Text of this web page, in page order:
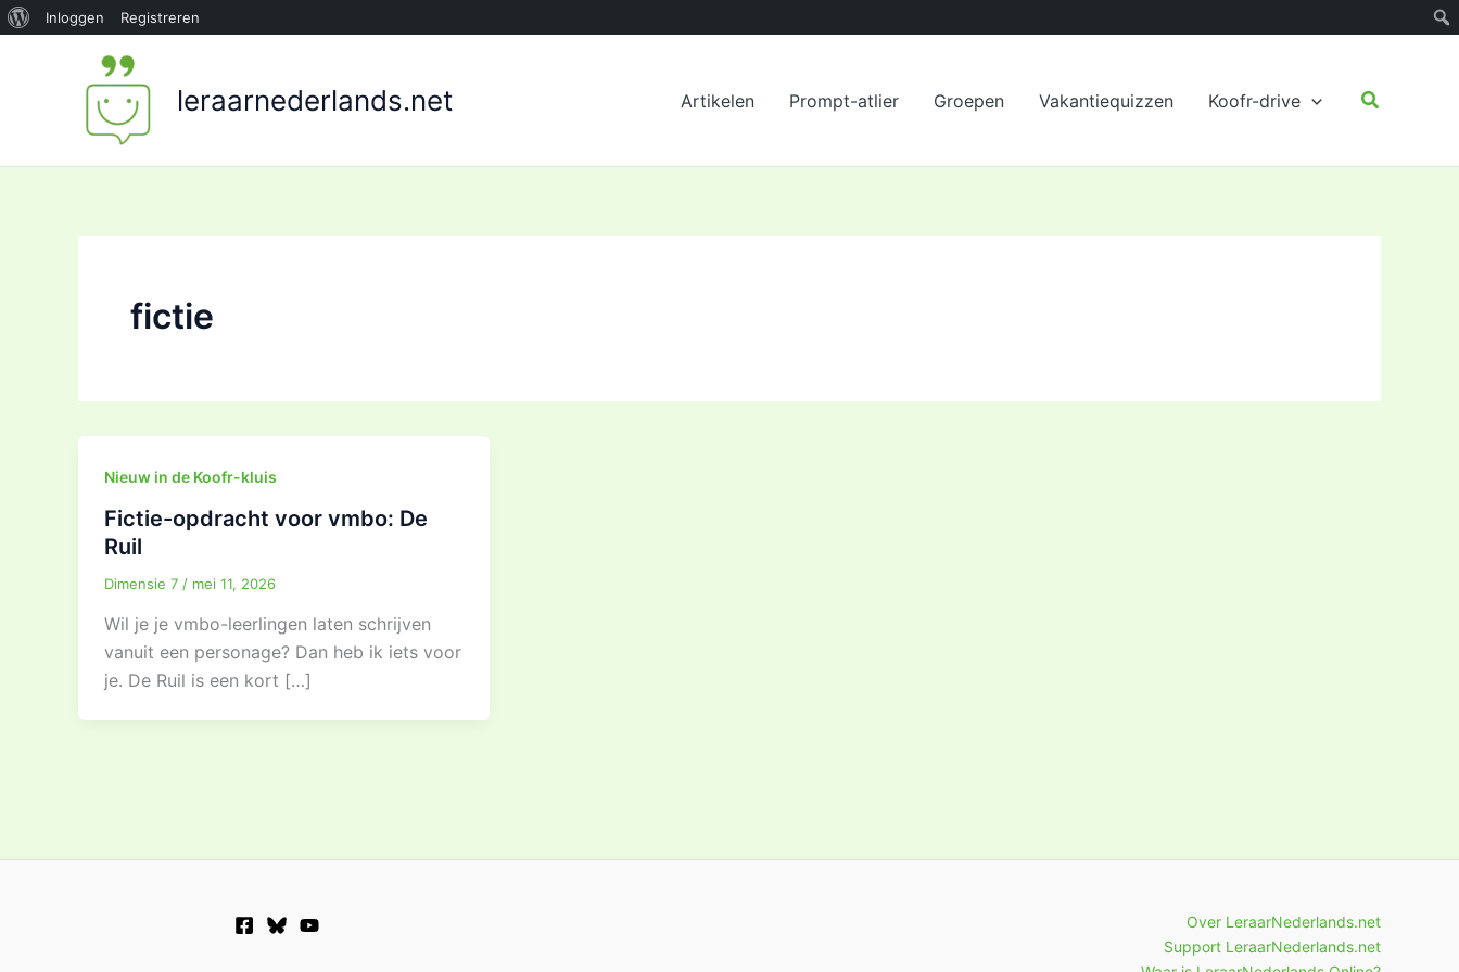
Over
Inloggen Registreren
leraarnederlands.net Artikelen Prompt-atlier Groepen Vakantiequizzen Koofr-drive Zoeken
fictie
Nieuw in de Koofr-kluis
Fictie-opdracht voor vmbo: De
Ruil
Dimensie 7 / mei 11, 2026
Wil je je vmbo-leerlingen laten schrijven
vanuit een personage? Dan heb ik iets voor
je. De Ruil is een kort […]
Over LeraarNederlands.net
Support LeraarNederlands.net